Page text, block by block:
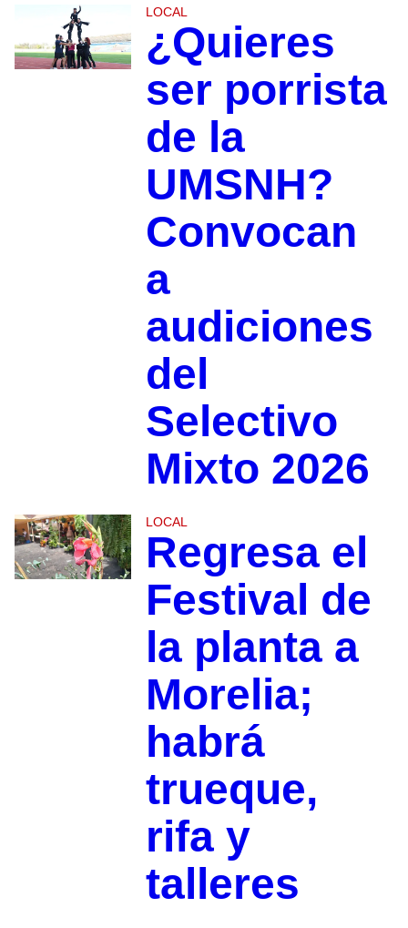
LOCAL
¿Quieres
ser porrista
de la
UMSNH?
Convocan
a
audiciones
del
Selectivo
Mixto 2026
LOCAL
Regresa el
Festival de
la planta a
Morelia;
habrá
trueque,
rifa y
talleres